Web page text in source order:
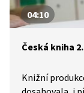
04:10
Česká kniha
Knižní